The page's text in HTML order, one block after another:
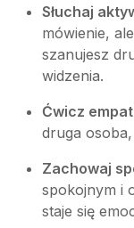
Słuchaj
mówienie,
szanujesz
widzenia.
Ćwicz
druga
Zachowaj
spokojnym i
staje się